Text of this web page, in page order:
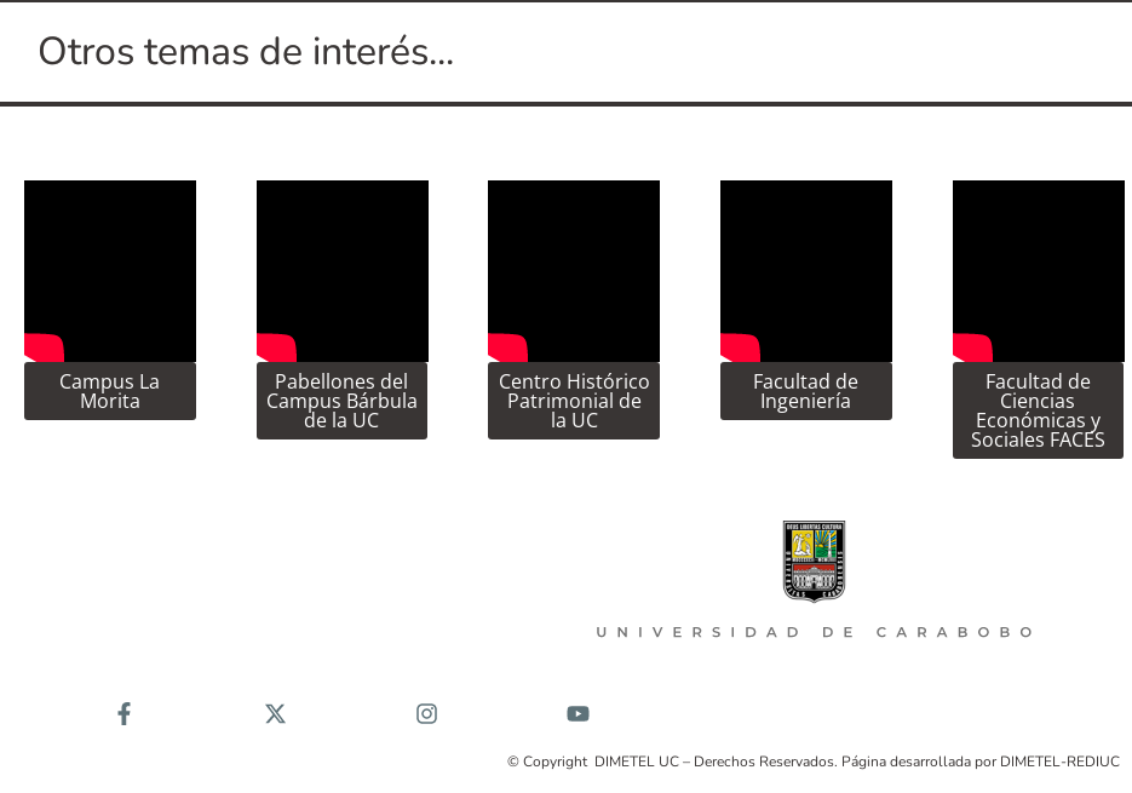
Otros temas de interés...
Campus La
Morita
Pabellones del
Campus Bárbula
de la UC
Centro Histórico
Patrimonial de
la UC
Facultad de
Ingeniería
Facultad de
Ciencias
Económicas y
Sociales FACES
© Copyright DIMETEL UC – Derechos Reservados. Página desarrollada por DIMETEL-REDIUC